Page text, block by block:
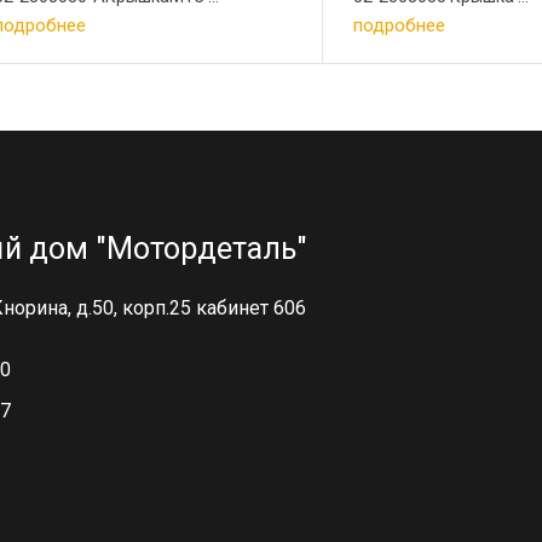
подробнее
дом "Мотордеталь"
д.50, корп.25 кабинет 606